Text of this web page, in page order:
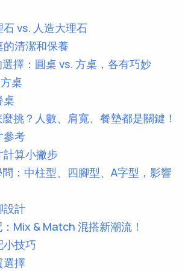
石 vs. 人造大理石
的清潔和保養
擇：圓桌 vs. 方桌，各有巧妙
桌
桌
挑？人數、肩寬、餐墊都是關鍵！
參考
計算小撇步
：中柱型、四腳型、A字型，影響
設計
Mix & Match 混搭新潮流！
小技巧
選擇